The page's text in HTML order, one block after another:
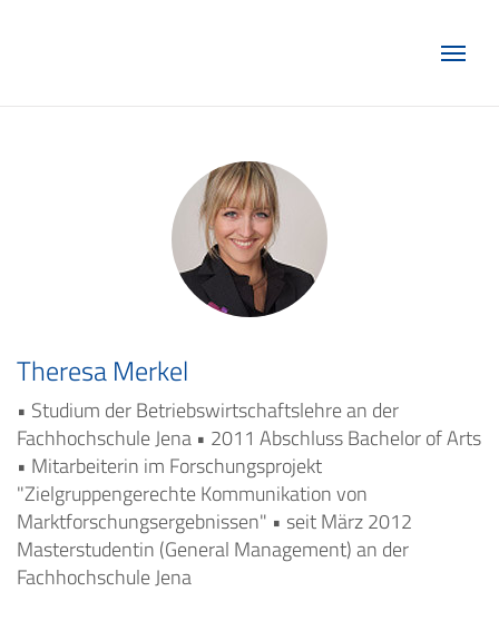
Theresa Merkel
• Studium der Betriebswirtschaftslehre an der
Fachhochschule Jena • 2011 Abschluss Bachelor of Arts
• Mitarbeiterin im Forschungsprojekt
"Zielgruppengerechte Kommunikation von
Marktforschungsergebnissen" • seit März 2012
Masterstudentin (General Management) an der
Fachhochschule Jena